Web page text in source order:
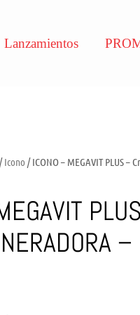
Lanzamientos
/Icono / ICONO – MEGAVIT PLUS –
–